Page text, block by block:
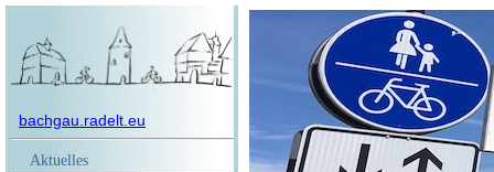
bachgau.radelt.eu
Aktuelles